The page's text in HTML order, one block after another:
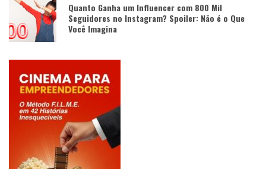
Quanto Ganha um Influencer com 800 Mil
Seguidores no Instagram? Spoiler: Não é o Que
Você Imagina